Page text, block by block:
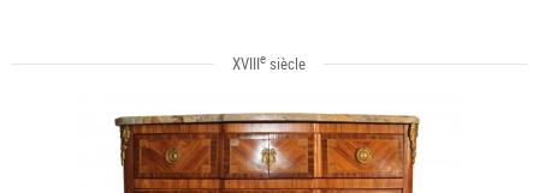
XVIIIe siècle